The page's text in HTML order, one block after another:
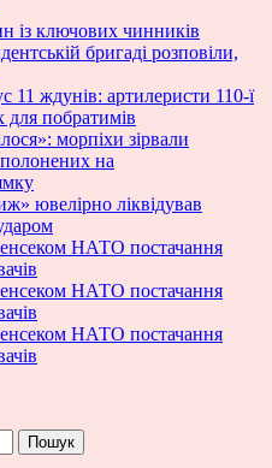
із ключових чинників
бригаді розповіли,
ждунів: артилеристи 110-ї
побратимів
морпіхи зірвали
на
ювелірно ліквідував
НАТО постачання
НАТО постачання
НАТО постачання
Пошук